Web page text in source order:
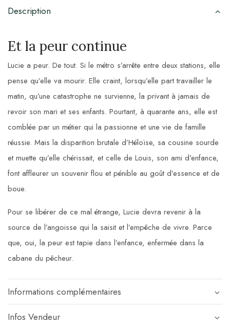
Description
Et la peur continue
Lucie a peur. De tout. Si le métro s’arrête entre deux stations, elle
pense qu’elle va mourir. Elle craint, lorsqu’elle part travailler le
matin, qu’une catastrophe ne survienne, la privant à jamais de
revoir son mari et ses enfants. Pourtant, à quarante ans, elle est
comblée par un métier qui la passionne et une vie de famille
réussie. Mais la disparition brutale d’Héloïse, sa cousine sourde
et muette qu’elle chérissait, et celle de Louis, son ami d’enfance,
font affleurer un souvenir flou et pénible au goût d’essence et de
boue.
Pour se libérer de ce mal étrange, Lucie devra revenir à la
source de l’angoisse qui la saisit et l’empêche de vivre. Parce
que, oui, la peur est tapie dans l’enfance, enfermée dans la
cabane du pêcheur.
Informations complémentaires
Infos Vendeur